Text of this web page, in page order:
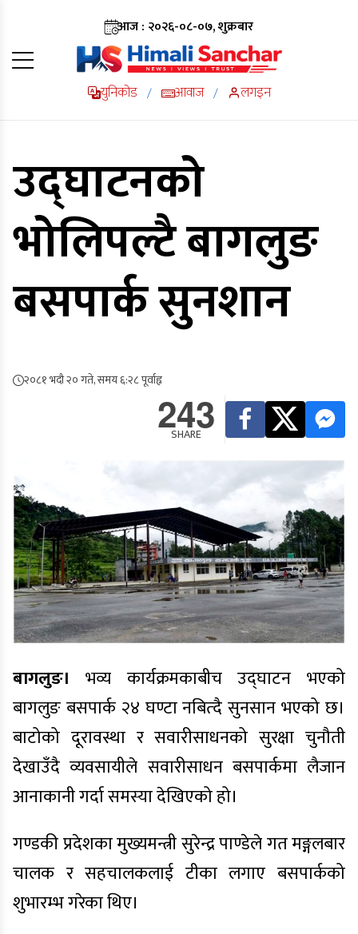
आज : २०२६-०८-०७, शुक्रबार
युनिकोड / आवाज / लगइन
उद्घाटनको
भोलिपल्टै बागलुङ
बसपार्क सुनशान
२०८१ भदौ २० गते, समय ६:२८ पूर्वाह्न
243
SHARE
बागलुङ। भव्य कार्यक्रमकाबीच उद्घाटन भएको
बागलुङ बसपार्क २४ घण्टा नबित्दै सुनसान भएको छ।
बाटोको दूरावस्था र सवारीसाधनको सुरक्षा चुनौती
देखाउँदै व्यवसायीले सवारीसाधन बसपार्कमा लैजान
आनाकानी गर्दा समस्या देखिएको हो।
गण्डकी प्रदेशका मुख्यमन्त्री सुरेन्द्र पाण्डेले गत मङ्गलबार
चालक र सहचालकलाई टीका लगाए बसपार्कको
शुभारम्भ गरेका थिए।